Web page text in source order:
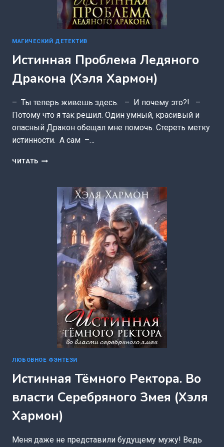
МАГИЧЕСКИЙ ДЕТЕКТИВ
Истинная Проблема Ледяного
Дракона (Хэля Хармон)
– Ты теперь живешь здесь. – И почему это?! –
Потому что я так решил. Один умный, красивый и
опасный Дракон обещал мне помочь. Стереть метку
истинности. А сам –…
ЧИТАТЬ ИСТИННАЯ
ДРАКОНА
(ХЭЛЯ
ХАРМОН)
ЛЮБОВНОЕ ФЭНТЕЗИ
Истинная Тёмного Ректора. Во
власти Серебряного Змея (Хэля
Хармон)
Меня даже не представили будущему мужу! Ведь